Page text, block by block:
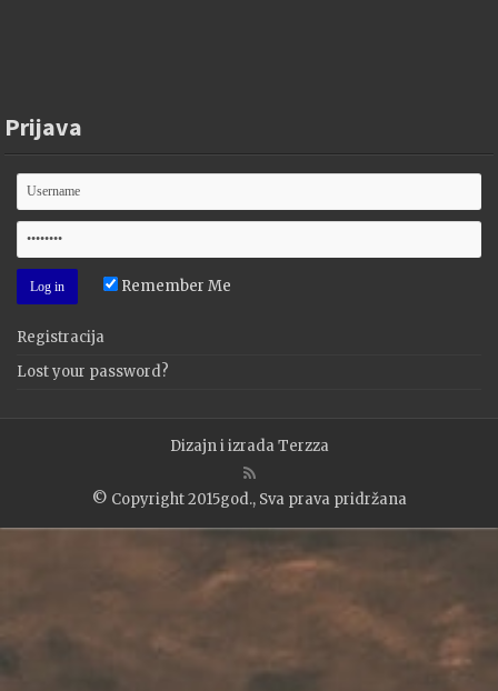
Prijava
Remember Me
Registracija
Lost your password?
Dizajn i izradaTerzza
© Copyright 2015god., Sva prava pridržana